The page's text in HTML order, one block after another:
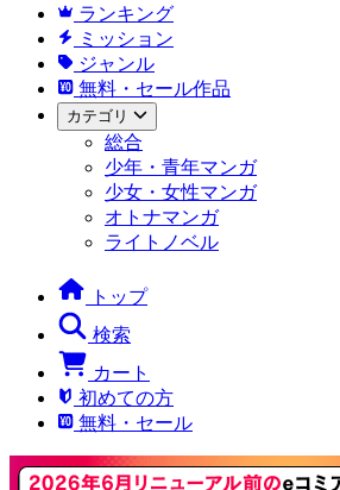
ランキング
ミッション
ジャンル
無料・セール作品
カテゴリ
総合
少年・青年マンガ
少女・女性マンガ
オトナマンガ
ライトノベル
トップ
検索
カート
初めての方
無料・セール